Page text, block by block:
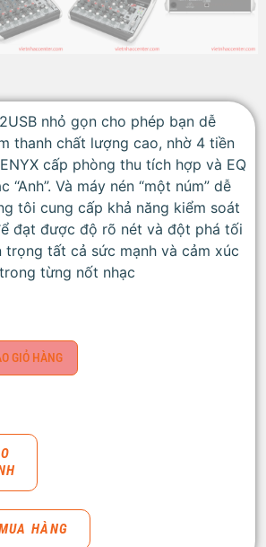
nhỏ gọn cho phép bạn dễ
thanh chất lượng cao, nhờ 4 tiền
cấp phòng thu tích hợp và EQ
“Anh”. Và máy nén “một núm” dễ
tôi cung cấp khả năng kiểm soát
đạt được độ rõ nét và đột phá tối
tất cả sức mạnh và cảm xúc
từng nốt nhạc
GIỎ HÀNG
HÀNG